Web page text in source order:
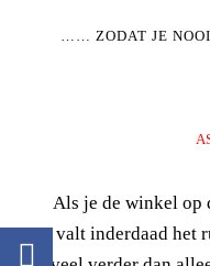
…… ZODAT JE
Als je de winkel op
valt inderdaad het